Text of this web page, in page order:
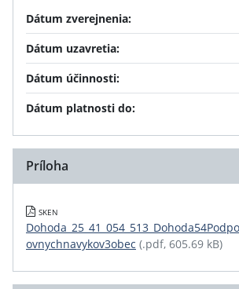
Dátum zverejnenia:
Dátum uzavretia:
Dátum účinnosti:
Dátum platnosti do:
Príloha
SKEN
ovnychnavykov3obec (.pdf, 605.69 kB)